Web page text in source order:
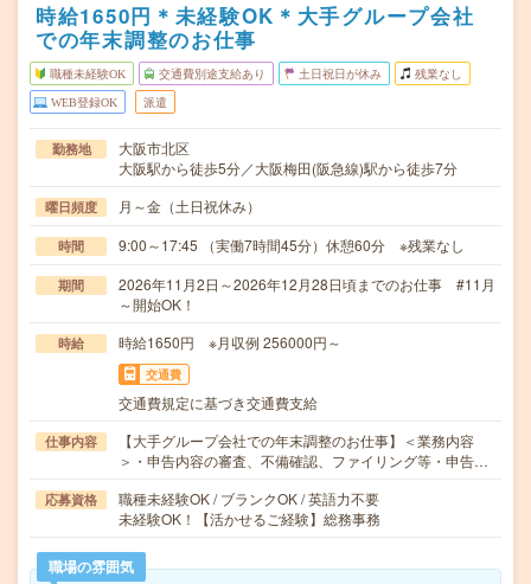
時給1650円＊未経験OK＊大手グループ会社
での年末調整のお仕事
職種未経験OK 交通費別途支給あり 土日祝日が休み 残業なし
WEB登録OK 派遣
勤務地
大阪市北区
大阪駅から徒歩5分／大阪梅田(阪急線)駅から徒歩7分
曜日頻度 月～金（土日祝休み）
時間 9:00～17:45 （実働7時間45分）休憩60分 ※残業なし
期間
2026年11月2日～2026年12月28日頃までのお仕事 #11月
～開始OK！
時給 時給1650円 ※月収例 256000円～
交通費
交通費規定に基づき交通費支給
仕事内容
【大手グループ会社での年末調整のお仕事】＜業務内容
＞・申告内容の審査、不備確認、ファイリング等・申告…
応募資格
職種未経験OK / ブランクOK / 英語力不要
未経験OK！【活かせるご経験】総務事務
職場の雰囲気